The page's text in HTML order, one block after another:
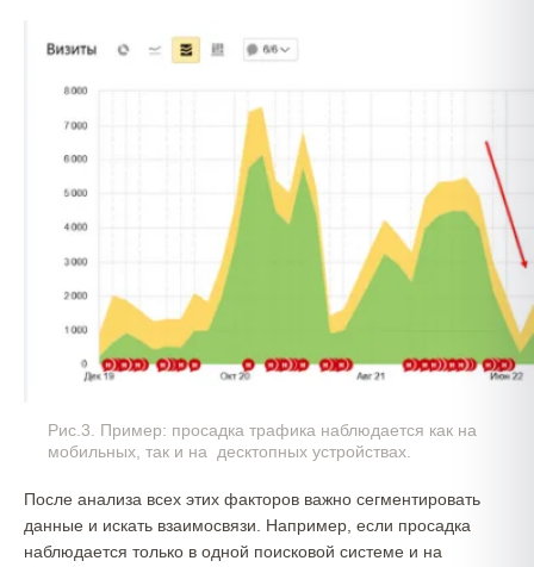
Рис.3. Пример: просадка трафика наблюдается как на
мобильных, так и на десктопных устройствах.
После анализа всех этих факторов важно сегментировать
данные и искать взаимосвязи. Например, если просадка
наблюдается только в одной поисковой системе и на